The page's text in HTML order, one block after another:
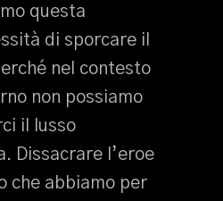
questa
di sporcare il
nel contesto
non possiamo
il lusso
Dissacrare l’eroe
che abbiamo per